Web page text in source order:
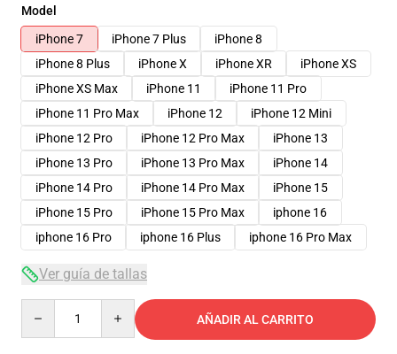
Model
iPhone 7
iPhone 7 Plus
iPhone 8
iPhone 8 Plus
iPhone X iPhone XR
iPhone XS
iPhone XS Max
iPhone 11
iPhone 11 Pro
iPhone 11 Pro Max
iPhone 12
iPhone 12 Mini
iPhone 12 Pro
iPhone 12 Pro Max
iPhone 13
iPhone 13 Pro
iPhone 13 Pro Max
iPhone 14
iPhone 14 Pro
iPhone 14 Pro Max
iPhone 15
iPhone 15 Pro
iPhone 15 Pro Max
iphone 16
iphone 16 Pro
iphone 16 Plus iphone 16 Pro Max
Ver guía de tallas
AÑADIR AL CARRITO